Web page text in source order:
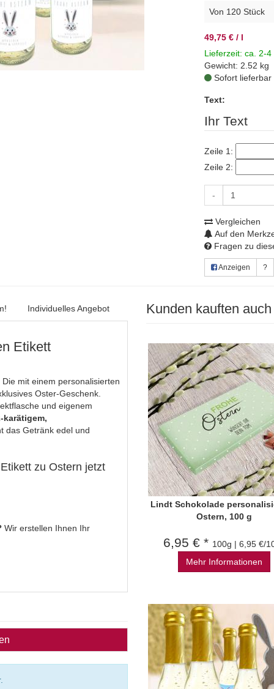
Von 120 Stück
49,75 € / l
Lieferzeit: ca. 2-4
Gewicht: 2.52 kg
Sofort lieferbar
Text:
Ihr Text
Zeile 1:
Zeile 2:
-
Vergleichen
Auf den
Fragen zu
Anzeigen ?
Individuelles Angebot
Etikett
mit einem personalisierten
Oster-Geschenk.
und eigenem
karätigem,
das Getränk edel und
zu Ostern jetzt
Wir erstellen Ihnen Ihr
Kunden kauften auch
Lindt Schokolade
Ostern, 100 g
6,95 € * 100g | 6,95 €/
Mehr Informationen